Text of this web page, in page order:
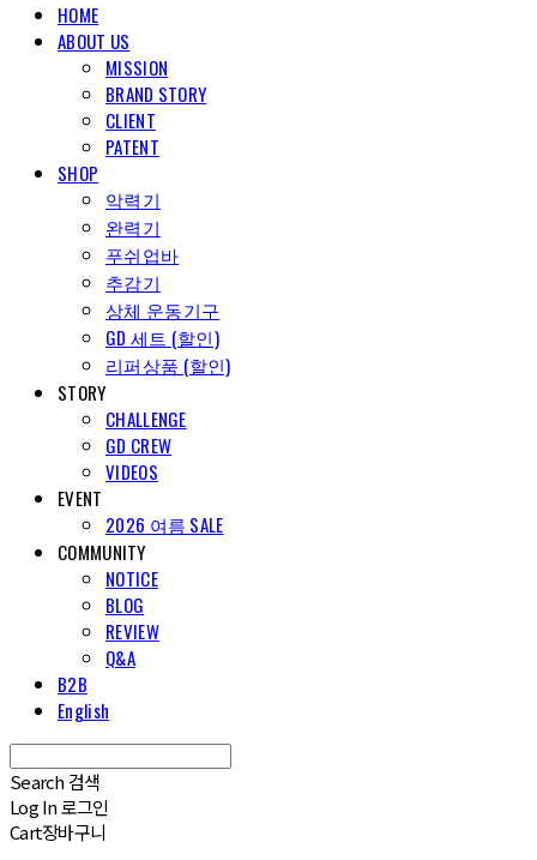
HOME
ABOUT US
MISSION
BRAND STORY
CLIENT
PATENT
SHOP
악력기
완력기
푸쉬업바
추감기
상체 운동기구
GD 세트 (할인)
리퍼상품 (할인)
STORY
CHALLENGE
GD CREW
VIDEOS
EVENT
2026 여름 SALE
COMMUNITY
NOTICE
BLOG
REVIEW
Q&A
B2B
English
Search 검색
Log In로그인
Cart장바구니